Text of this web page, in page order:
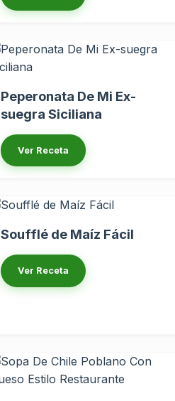
Peperonata De Mi Ex-
suegra Siciliana
Ver Receta
Soufflé de Maíz Fácil
Ver Receta